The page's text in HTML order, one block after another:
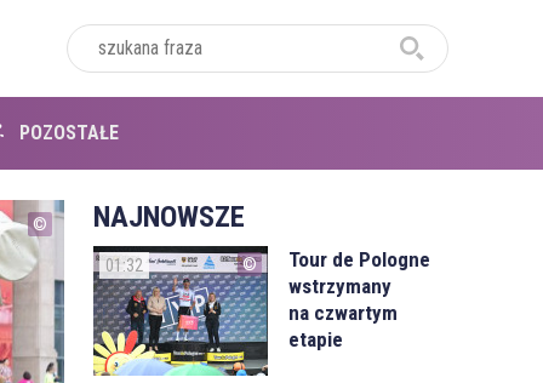
POZOSTAŁE
NAJNOWSZE
01:32
Tour de Pologne
wstrzymany
na czwartym
etapie